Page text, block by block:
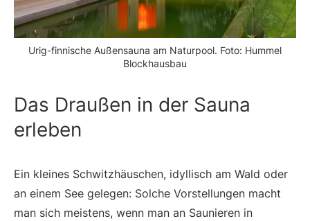
Urig-finnische Außensauna am Naturpool. Foto: Hummel
Blockhausbau
Das Draußen in der Sauna
erleben
Ein kleines Schwitzhäuschen, idyllisch am Wald oder
an einem See gelegen: Solche Vorstellungen macht
man sich meistens, wenn man an Saunieren in